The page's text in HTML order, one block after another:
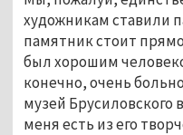
художникам ставили
памятник стоит
был хорошим
конечно, очень
музей Брусиловского
меня есть из его